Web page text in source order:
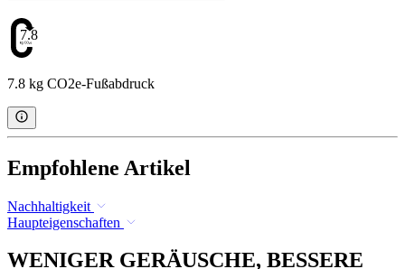
7.8
7.8 kg CO2e-Fußabdruck
Empfohlene Artikel
Nachhaltigkeit
Haupteigenschaften
WENIGER GERÄUSCHE, BESSERE